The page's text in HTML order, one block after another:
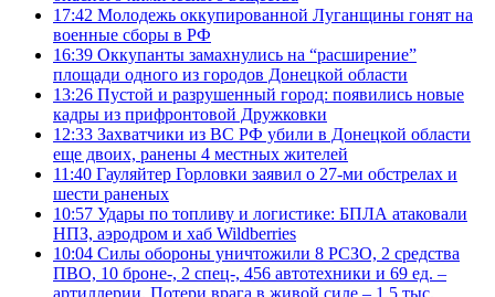
17:42 Молодежь оккупированной Луганщины гонят на
военные сборы в РФ
16:39 Оккупанты замахнулись на “расширение”
площади одного из городов Донецкой области
13:26 Пустой и разрушенный город: появились новые
кадры из прифронтовой Дружковки
12:33 Захватчики из ВС РФ убили в Донецкой области
еще двоих, ранены 4 местных жителей
11:40 Гауляйтер Горловки заявил о 27-ми обстрелах и
шести раненых
10:57 Удары по топливу и логистике: БПЛА атаковали
НПЗ, аэродром и хаб Wildberries
10:04 Силы обороны уничтожили 8 РСЗО, 2 средства
ПВО, 10 броне-, 2 спец-, 456 автотехники и 69 ед. –
артиллерии. Потери врага в живой силе – 1,5 тыс.